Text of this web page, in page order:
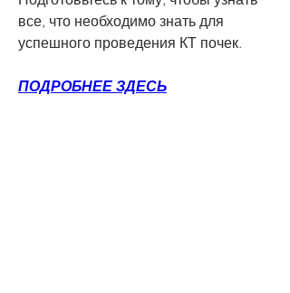
все, что необходимо знать для
успешного проведения КТ почек.
ПОДРОБНЕЕ ЗДЕСЬ